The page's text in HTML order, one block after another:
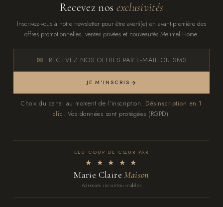
Recevez nos exclusivités
Inscrivez-vous à notre newsletter pour être averti(e) en avant-première des
offres promotionnelles, ventes privées et nouveautés Melimel Home.
RECEVEZ NOS OFFRES PAR E-MAIL OU SMS
JE M'INSCRIS
Choix du canal au moment de l'inscription. Désinscription en 1
clic. Vos données sont protégées (RGPD).
ÉLU COUP DE CŒUR PAR
★ ★ ★ ★ ★
Marie ClaireMaison
Adresses incontournables